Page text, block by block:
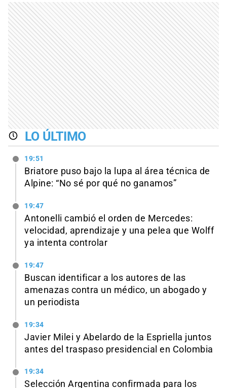
LO ÚLTIMO
19:51
Briatore puso bajo la lupa al área técnica de
Alpine: “No sé por qué no ganamos”
19:47
Antonelli cambió el orden de Mercedes:
velocidad, aprendizaje y una pelea que Wolff
ya intenta controlar
19:47
Buscan identificar a los autores de las
amenazas contra un médico, un abogado y
un periodista
19:34
Javier Milei y Abelardo de la Espriella juntos
antes del traspaso presidencial en Colombia
19:34
Selección Argentina confirmada para los